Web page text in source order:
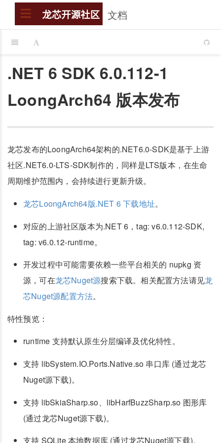
文档
.NET 6 SDK 6.0.112-1
LoongArch64 版本发布
龙芯发布的LoongArch64架构的.NET6.0-SDK是基于上游
社区.NET6.0-LTS-SDK制作的，同样是LTS版本，在生命
周期维护范围内，会持续进行更新升级。
龙芯LoongArch64版.NET 6 下载地址。
对应的上游社区版本为.NET 6，tag: v6.0.112-SDK,
tag: v6.0.12-runtime。
开发过程中可能需要依赖一些平台相关的 nupkg 资
源，可在龙芯Nuget源搜索下载。相关配置方法请见龙
芯Nuget源配置方法。
特性预览：
runtime 支持默认原生分层编译及优化特性。
支持 libSystem.IO.Ports.Native.so 串口库 (通过龙芯
Nuget源下载)。
支持 libSkiaSharp.so、libHarfBuzzSharp.so 图形库
(通过龙芯Nuget源下载)。
支持 SQLite 本地数据库 (通过龙芯Nuget源下载)。